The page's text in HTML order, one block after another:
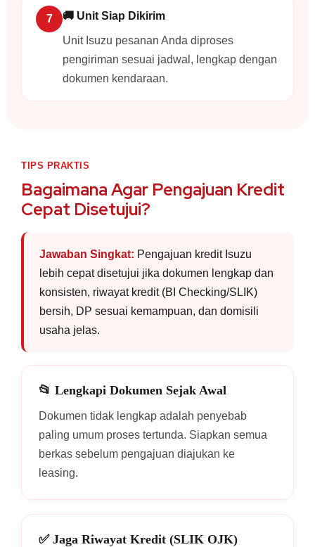
🚚 Unit Siap Dikirim
Unit Isuzu pesanan Anda diproses
pengiriman sesuai jadwal, lengkap dengan
dokumen kendaraan.
TIPS PRAKTIS
Bagaimana Agar Pengajuan Kredit
Cepat Disetujui?
Jawaban Singkat: Pengajuan kredit Isuzu
lebih cepat disetujui jika dokumen lengkap dan
konsisten, riwayat kredit (BI Checking/SLIK)
bersih, DP sesuai kemampuan, dan domisili
usaha jelas.
📂 Lengkapi Dokumen Sejak Awal
Dokumen tidak lengkap adalah penyebab
paling umum proses tertunda. Siapkan semua
berkas sebelum pengajuan diajukan ke
leasing.
✅ Jaga Riwayat Kredit (SLIK OJK)